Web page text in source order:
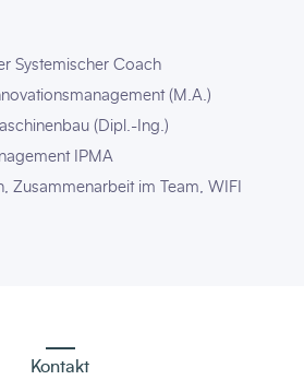
Systemischer Coach
(M.A.)
(Dipl.-Ing.)
IPMA
Zusammenarbeit im Team, WIFI
Kontakt